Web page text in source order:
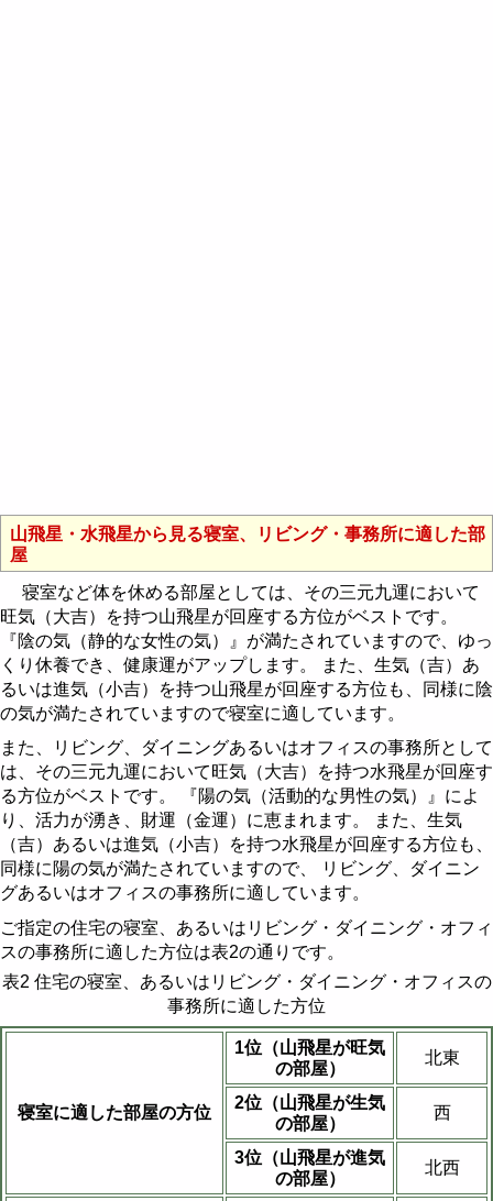
山飛星・水飛星から見る寝室、リビング・事務所に適した部
屋
旺気（大吉）を持つ山飛星が回座する方位がベストです。
『陰の気（静的な女性の気）』が満たされていますので、ゆっ
くり休養でき、健康運がアップします。 また、生気（吉）あ
るいは進気（小吉）を持つ山飛星が回座する方位も、同様に陰
の気が満たされていますので寝室に適しています。
また、リビング、ダイニングあるいはオフィスの事務所として
は、その三元九運において旺気（大吉）を持つ水飛星が回座す
る方位がベストです。 『陽の気（活動的な男性の気）』によ
り、活力が湧き、財運（金運）に恵まれます。 また、生気
（吉）あるいは進気（小吉）を持つ水飛星が回座する方位も、
同様に陽の気が満たされていますので、 リビング、ダイニン
グあるいはオフィスの事務所に適しています。
ご指定の住宅の寝室、あるいはリビング・ダイニング・オフィ
スの事務所に適した方位は表2の通りです。
表2 住宅の寝室、あるいはリビング・ダイニング・オフィスの
事務所に適した方位
寝室に適した部屋の方位
1位（山飛星が旺気
の部屋）
北東
2位（山飛星が生気
の部屋）
西
3位（山飛星が進気
の部屋）
北西